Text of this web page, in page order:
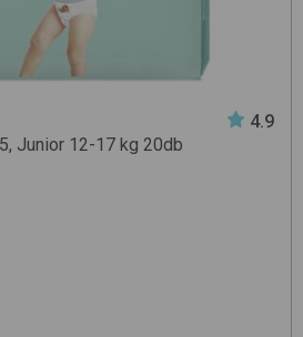
4.9
Junior 12-17 kg 20db